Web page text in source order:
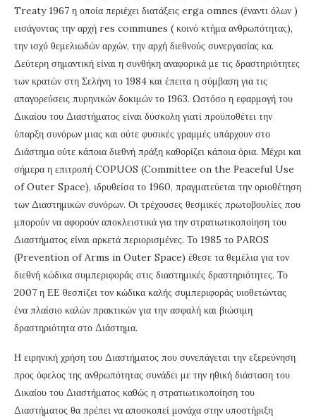
Treaty 1967 η οποία περιέχει διατάξεις erga omnes (έναντι όλων )
εισάγοντας την αρχή res communes ( κοινό κτήμα ανθρωπότητας),
την ισχύ θεμελιωδών αρχών, την αρχή διεθνούς συνεργασίας κα.
Δεύτερη σημαντική είναι η συνθήκη αναφορικά με τις δραστηριότητες
των κρατών στη Σελήνη το 1984 και έπειτα η σύμβαση για τις
απαγορεύσεις πυρηνικών δοκιμών το 1963. Ωστόσο η εφαρμογή του
Δικαίου του Διαστήματος είναι δύσκολη γιατί προϋποθέτει την
ύπαρξη συνόρων μιας και ούτε φυσικές γραμμές υπάρχουν στο
Διάστημα ούτε κάποια διεθνή πράξη καθορίζει κάποια όρια. Μέχρι και
σήμερα η επιτροπή COPUOS (Committee on the Ρeaceful Use
of Outer Space), ιδρυθείσα το 1960, πραγματεύεται την οριοθέτηση
των Διαστημικών συνόρων. Οι τρέχουσες θεσμικές πρωτοβουλίες που
μπορούν να αφορούν αποκλειστικά για την στρατιωτικοποίηση του
Διαστήματος είναι αρκετά περιορισμένες. Το 1985 το PAROS
(Prevention of Arms in Outer Space) έθεσε τα θεμέλια για τον
διεθνή κώδικα συμπεριφοράς στις διαστημικές δραστηριότητες. Το
2007 η ΕΕ θεσπίζει τον κώδικα καλής συμπεριφοράς υιοθετώντας
ένα πλαίσιο καλών πρακτικών για την ασφαλή και βιώσιμη
δραστηριότητα στο Διάστημα.
Η ειρηνική χρήση του Διαστήματος που συνεπάγεται την εξερεύνηση
προς όφελος της ανθρωπότητας συνάδει με την ηθική διάσταση του
Δικαίου του Διαστήματος καθώς η στρατιωτικοποίηση του
Διαστήματος θα πρέπει να αποσκοπεί μονάχα στην υποστήριξη